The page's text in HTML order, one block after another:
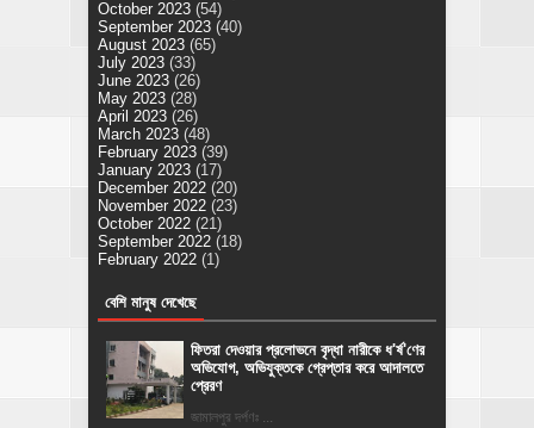
October 2023 (54)
September 2023 (40)
August 2023 (65)
July 2023 (33)
June 2023 (26)
May 2023 (28)
April 2023 (26)
March 2023 (48)
February 2023 (39)
January 2023 (17)
December 2022 (20)
November 2022 (23)
October 2022 (21)
September 2022 (18)
February 2022 (1)
বেশি মানুষ দেখেছে
ফিতরা দেওয়ার প্রলোভনে বৃদ্ধা নারীকে ধ'র্ষ'ণের
অভিযোগ, অভিযুক্তকে গ্রেপ্তার করে আদালতে
প্রেরণ
জামালপুর দর্পণঃ ...